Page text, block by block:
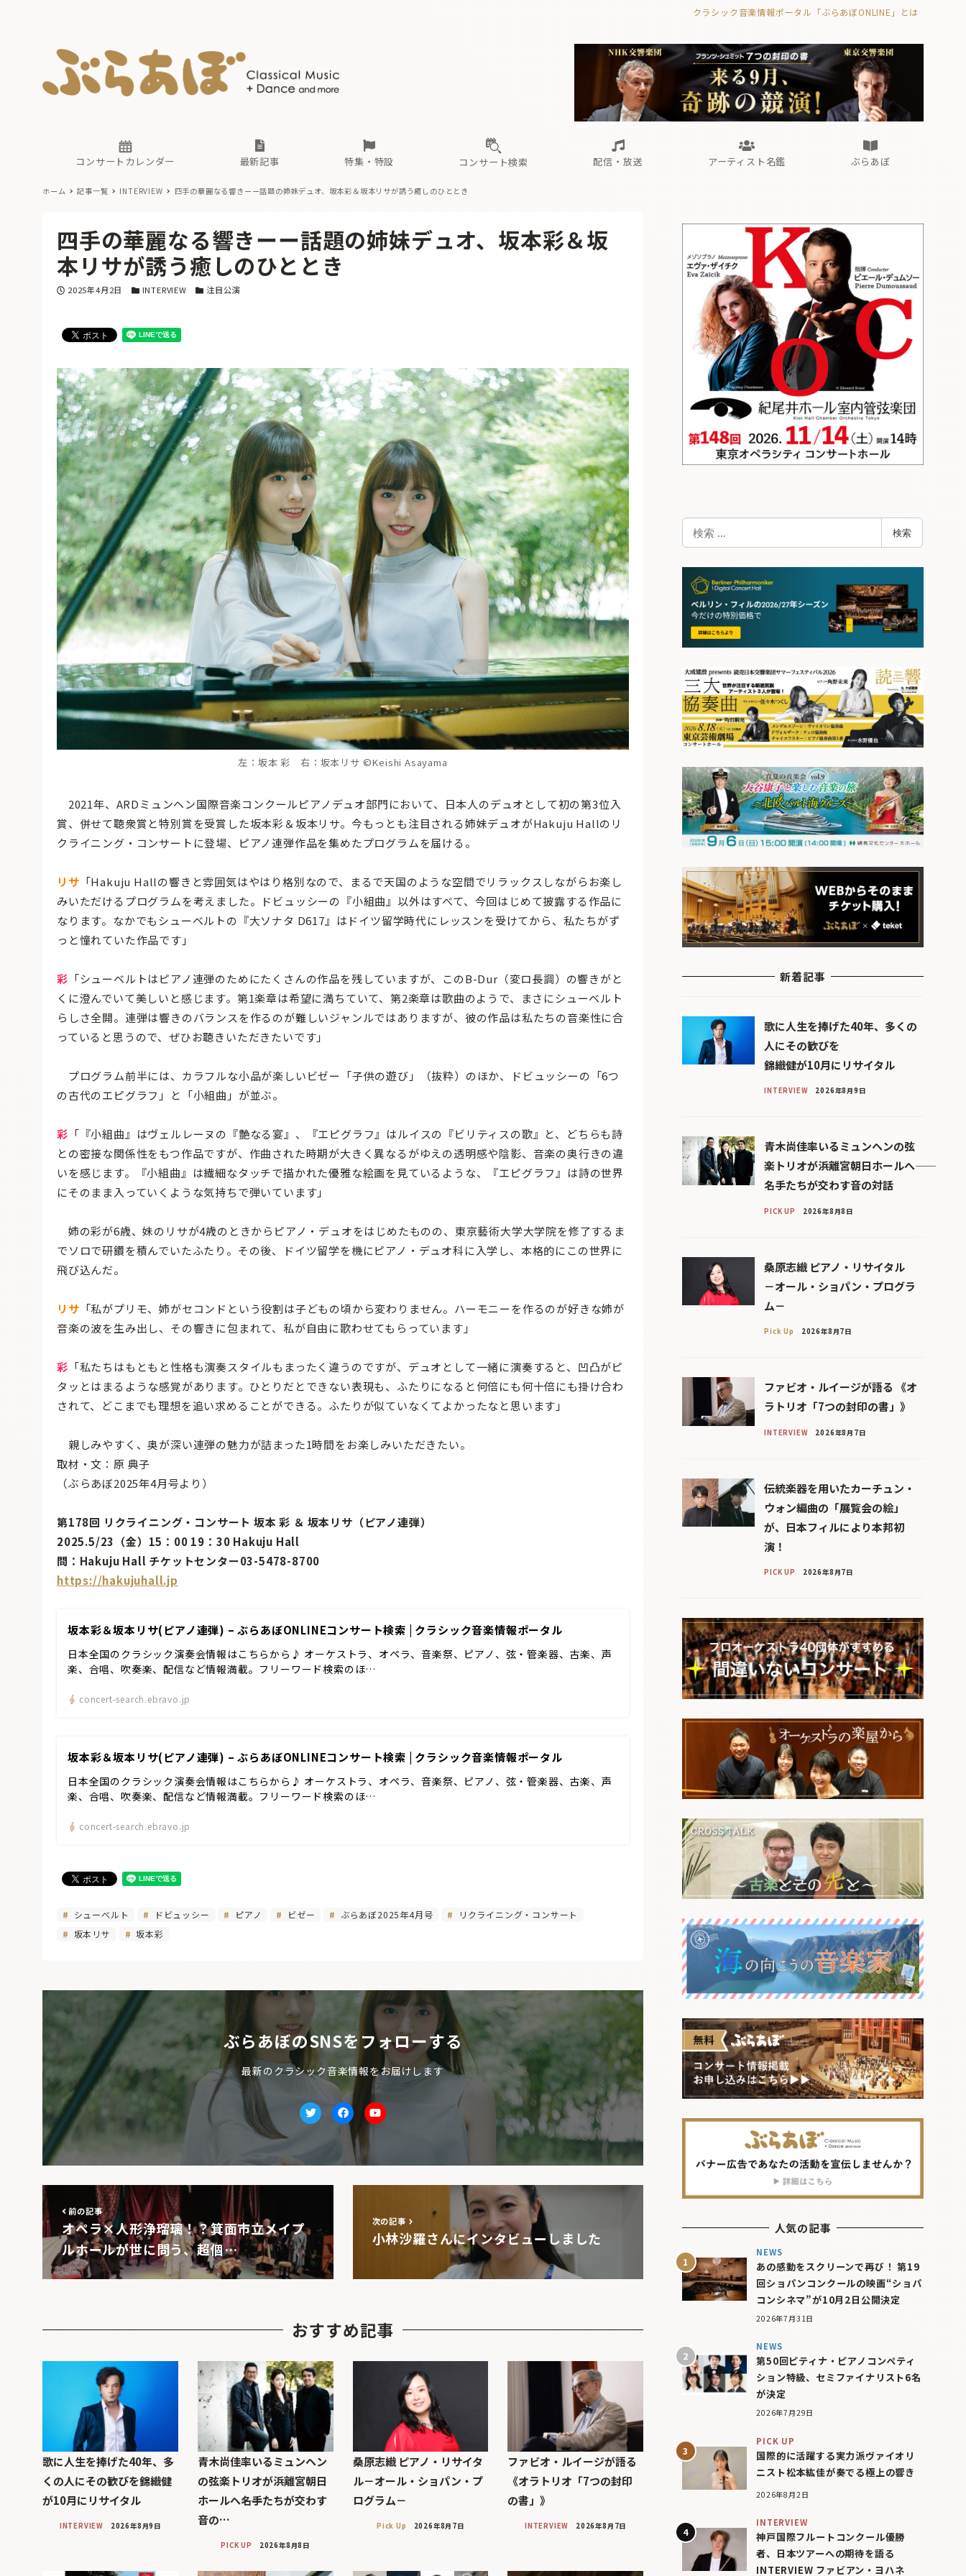
クラシック音楽情報ポータル「ぶらあぼONLINE」とは
コンサートカレンダー 最新記事
古楽とその先と オーケストラの楽屋から 海の向こうの音楽家 Aからの眺望 ぶらあぼブラス！
フォルテピアノ・オデッセイ
特集・特設
現場のプロが推す！間違いないオーケストラコンサート
過去の特集
コンサート検索 配信・放送
無料ライブ配信スケジュール 有料ライブ配信スケジュール
アーティスト名鑑
か さ た な は ま ら わ
ぶらあぼ
古楽とその先と Aからの眺望 ぶらあぼブラス！
フォルテピアノ・オデッセイ
無料ライブ配信スケジュール
あ か さ
ホーム 記事一覧 INTERVIEW 四手の華麗なる響きーー話題の姉妹デュオ、坂本彩＆坂本リサが誘う癒しのひととき
四手の華麗なる響きーー話題の姉妹デュオ、坂本彩＆坂
本リサが誘う癒しのひととき
投稿日
2025年4月2日 カテゴリー
INTERVIEW カテゴリー
注目公演
左：坂本 彩 右：坂本リサ ©Keishi Asayama
2021年、ARDミュンヘン国際音楽コンクールピアノデュオ部門において、日本人のデュオとして初の第3位入
賞、併せて聴衆賞と特別賞を受賞した坂本彩＆坂本リサ。今もっとも注目される姉妹デュオがHakuju Hallのリ
クライニング・コンサートに登場、ピアノ連弾作品を集めたプログラムを届ける。
リサ 「Hakuju Hallの響きと雰囲気はやはり格別なので、まるで天国のような空間でリラックスしながらお楽し
みいただけるプログラムを考えました。ドビュッシーの『小組曲』以外はすべて、今回はじめて披露する作品に
なります。なかでもシューベルトの『大ソナタ D617』はドイツ留学時代にレッスンを受けてから、私たちがず
っと憧れていた作品です」
彩 「シューベルトはピアノ連弾のためにたくさんの作品を残していますが、このB-Dur（変ロ長調）の響きがと
くに澄んでいて美しいと感じます。第1楽章は希望に満ちていて、第2楽章は歌曲のようで、まさにシューベルト
らしさ全開。連弾は響きのバランスを作るのが難しいジャンルではありますが、彼の作品は私たちの音楽性に合
っていると思うので、ぜひお聴きいただきたいです」
プログラム前半には、カラフルな小品が楽しいビゼー「子供の遊び」（抜粋）のほか、ドビュッシーの「6つ
の古代のエピグラフ」と「小組曲」が並ぶ。
彩 「『小組曲』はヴェルレーヌの『艶なる宴』、『エピグラフ』はルイスの『ビリティスの歌』と、どちらも詩
との密接な関係性をもつ作品ですが、作曲された時期が大きく異なるがゆえの透明感や陰影、音楽の奥行きの違
いを感じます。『小組曲』は繊細なタッチで描かれた優雅な絵画を見ているような、『エピグラフ』は詩の世界
にそのまま入っていくような気持ちで弾いています」
姉の彩が6歳、妹のリサが4歳のときからピアノ・デュオをはじめたものの、東京藝術大学大学院を修了するま
でソロで研鑽を積んでいたふたり。その後、ドイツ留学を機にピアノ・デュオ科に入学し、本格的にこの世界に
飛び込んだ。
リサ 「私がプリモ、姉がセコンドという役割は子どもの頃から変わりません。ハーモニーを作るのが好きな姉が
音楽の波を生み出し、その響きに包まれて、私が自由に歌わせてもらっています」
彩 「私たちはもともと性格も演奏スタイルもまったく違うのですが、デュオとして一緒に演奏すると、凹凸がピ
タッとはまるような感覚があります。ひとりだとできない表現も、ふたりになると何倍にも何十倍にも掛け合わ
されて、どこまでも理想を追い求めることができる。ふたりが似ていなくてよかったなと思います」
親しみやすく、奥が深い連弾の魅力が詰まった1時間をお楽しみいただきたい。
取材・文：原 典子
（ぶらあぼ2025年4月号より）
第178回 リクライニング・コンサート 坂本 彩 ＆ 坂本リサ（ピアノ連弾）
2025.5/23（金）15：00 19：30 Hakuju Hall
問：Hakuju Hall チケットセンター03-5478-8700
https://hakujuhall.jp
坂本彩＆坂本リサ(ピアノ連弾) – ぶらあぼONLINEコンサート検索 | クラシック音楽情報ポータル
日本全国のクラシック演奏会情報はこちらから♪ オーケストラ、オペラ、音楽祭、ピアノ、弦・管楽器、古楽、声
楽、合唱、吹奏楽、配信など情報満載。フリーワード検索のほ…
concert-search.ebravo.jp
坂本彩＆坂本リサ(ピアノ連弾) – ぶらあぼONLINEコンサート検索 | クラシック音楽情報ポータル
日本全国のクラシック演奏会情報はこちらから♪ オーケストラ、オペラ、音楽祭、ピアノ、弦・管楽器、古楽、声
楽、合唱、吹奏楽、配信など情報満載。フリーワード検索のほ…
concert-search.ebravo.jp
シューベルト ドビュッシー ピアノ ビゼー ぶらあぼ2025年4月号
リクライニング・コンサート
坂本リサ
坂本彩
ぶらあぼのSNSをフォローする
最新のクラシック音楽情報をお届けします
TwitterfacebookYoutube
前の記事
オペラ×人形浄瑠璃！？箕面市立メイプ
ルホールが世に問う、超個…
次の記事
小林沙羅さんにインタビューしました
おすすめ記事
歌に人生を捧げた40年、多
くの人にその歓びを錦織健
が10月にリサイタル
INTERVIEW 2026年8月9日
青木尚佳率いるミュンヘン
の弦楽トリオが浜離宮朝日
ホールへ――名手たちが交わす
音の…
PICK UP 2026年8月8日
桑原志織 ピアノ・リサイタ
ル－オール・ショパン・プ
ログラム－
Pick Up 2026年8月7日
ファビオ・ルイージが語る
《オラトリオ「7つの封印
の書」》
INTERVIEW 2026年8月7日
検
索
検索
新着記事
歌に人生を捧げた40年、多くの
人にその歓びを
錦織健が10月にリサイタル
INTERVIEW 2026年8月9日
青木尚佳率いるミュンヘンの弦
楽トリオが浜離宮朝日ホールへ――
名手たちが交わす音の対話
PICK UP 2026年8月8日
桑原志織 ピアノ・リサイタル
－オール・ショパン・プログラ
ム－
Pick Up 2026年8月7日
ファビオ・ルイージが語る 《オ
ラトリオ「7つの封印の書」》
INTERVIEW 2026年8月7日
伝統楽器を用いたカーチュン・
ウォン編曲の「展覧会の絵」
が、日本フィルにより本邦初
演！
PICK UP 2026年8月7日
人気の記事
NEWS
あの感動をスクリーンで再び！ 第19
回ショパンコンクールの映画“ショパ
コンシネマ”が10月2日公開決定
2026年7月31日
NEWS
第50回ピティナ・ピアノコンペティ
ション特級、セミファイナリスト6名
が決定
2026年7月29日
PICK UP
国際的に活躍する実力派ヴァイオリ
ニスト松本紘佳が奏でる極上の響き
2026年8月2日
INTERVIEW
神戸国際フルートコンクール優勝
者、日本ツアーへの期待を語る
INTERVIEW ファビアン・ヨハネ